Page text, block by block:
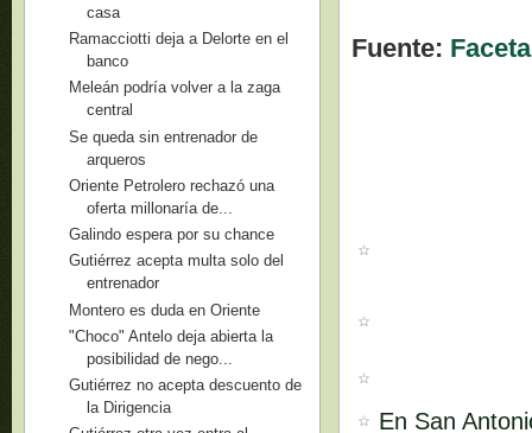
Fuente:
En San
casa
Ramacciotti deja a Delorte en el
banco
Meleán podría volver a la zaga
central
Se queda sin entrenador de
arqueros
Oriente Petrolero rechazó una
oferta millonaría de...
Galindo espera por su chance
Gutiérrez acepta multa solo del
entrenador
Montero es duda en Oriente
"Choco" Antelo deja abierta la
posibilidad de nego...
Gutiérrez no acepta descuento de
la Dirigencia